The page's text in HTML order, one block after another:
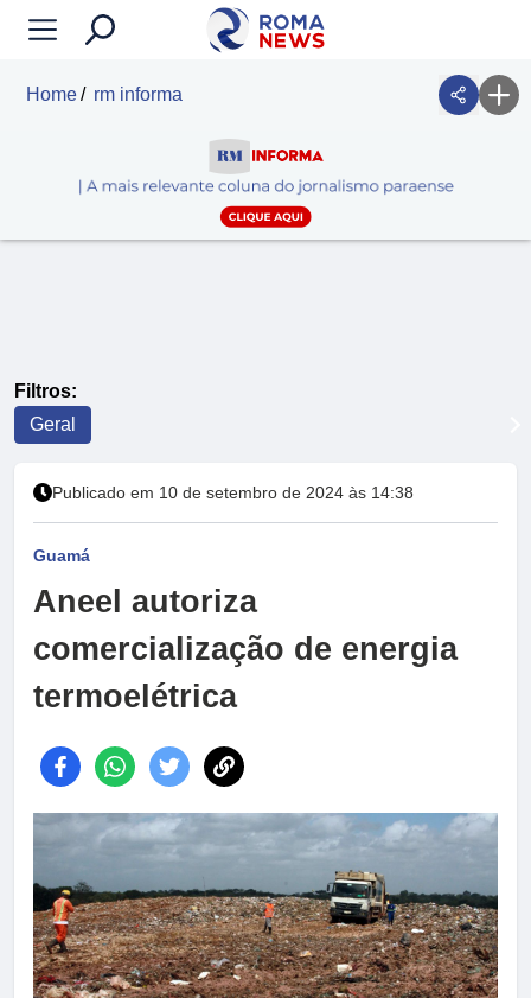
Home rm informa
Filtros:
Geral
Publicado em 10 de setembro de 2024 às 14:38
Guamá
Aneel autoriza
comercialização de energia
termoelétrica